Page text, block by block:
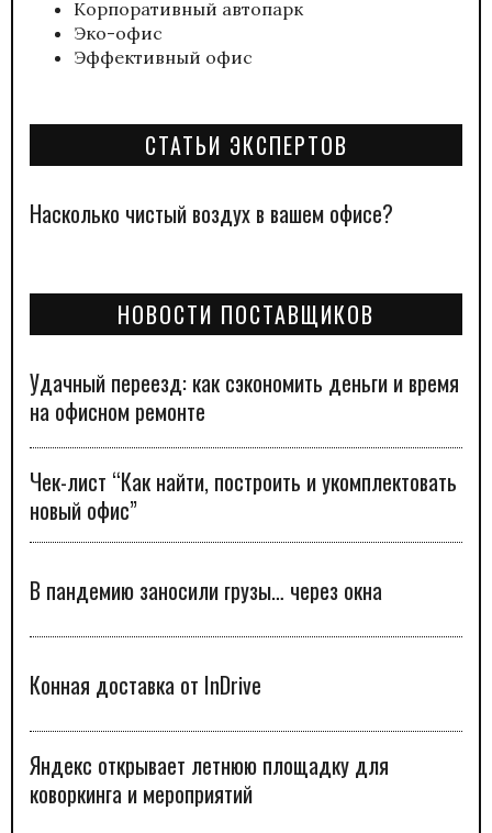
Корпоративный автопарк
Эко-офис
Эффективный офис
СТАТЬИ ЭКСПЕРТОВ
Насколько чистый воздух в вашем офисе?
НОВОСТИ ПОСТАВЩИКОВ
Удачный переезд: как сэкономить деньги и время
на офисном ремонте
Чек-лист “Как найти, построить и укомплектовать
новый офис”
В пандемию заносили грузы… через окна
Конная доставка от InDrive
Яндекс открывает летнюю площадку для
коворкинга и мероприятий